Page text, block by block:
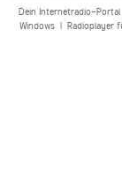
Dein Internetradio-
Windows| Radioplayer